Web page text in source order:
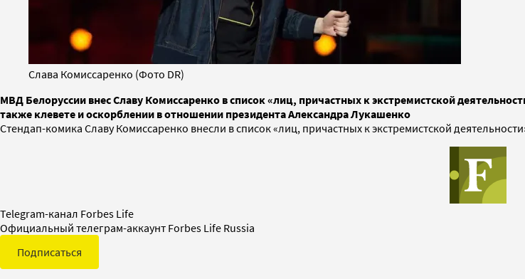
Слава Комиссаренко (Фото DR)
МВД Белоруссии внес Славу Комиссаренко в список «лиц, причастных к экстремистской
также клевете и оскорблении в отношении президента Александра Лукашенко
Стендап-комика Славу Комиссаренко внесли в список «лиц, причастных к экстремистской
Telegram-канал Forbes Life
Официальный телеграм-аккаунт Forbes Life Russia
Подписаться